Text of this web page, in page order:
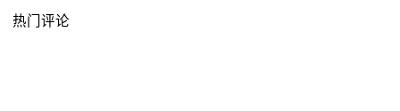
既展现了优雅美感，又传递出专属于夏日的清
热门评论